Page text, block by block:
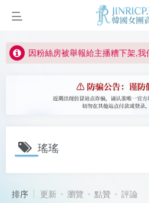
如何獲得 Jinricp.net 網站邀請碼
因粉絲房被舉報給主播糟下架,
所有ED2K連結僅支援115網盤/
關於 PikPak 下播放影片呈現 “一
如何獲得 Jinricp.net 網站邀請碼
瑤瑤
排序 更新 瀏覽 點贊 評論